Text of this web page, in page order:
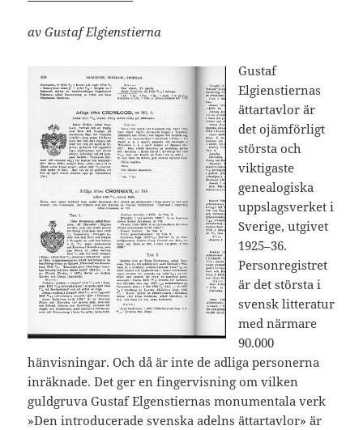
av Gustaf Elgienstierna
Gustaf
Elgienstiernas
ättartavlor är
det ojämförligt
största och
viktigaste
genealogiska
uppslagsverket i
Sverige, utgivet
1925–36.
Personregistret
är det största i
svensk litteratur
med närmare
90.000
hänvisningar. Och då är inte de adliga personerna
inräknade. Det ger en fingervisning om vilken
guldgruva Gustaf Elgenstiernas monumentala verk
»Den introducerade svenska adelns ättartavlor» är